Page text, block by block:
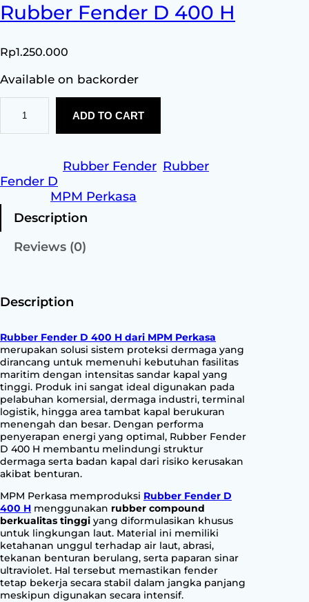
Rubber Fender D 400 H
Rp1.250.000
Available on backorder
b
r
4
0
H
q
u
a
n
t
i
t
y
ADD TO CART
Rubber Fender Rubber
Fender D
MPM Perkasa
Description
Reviews (0)
Description
Rubber Fender D 400 H dari MPM Perkasa
merupakan solusi sistem proteksi dermaga yang
dirancang untuk memenuhi kebutuhan fasilitas
maritim dengan intensitas sandar kapal yang
tinggi. Produk ini sangat ideal digunakan pada
pelabuhan komersial, dermaga industri, terminal
logistik, hingga area tambat kapal berukuran
menengah dan besar. Dengan performa
penyerapan energi yang optimal, Rubber Fender
D 400 H membantu melindungi struktur
dermaga serta badan kapal dari risiko kerusakan
akibat benturan.
MPM Perkasa memproduksi Rubber Fender D
400 H menggunakan rubber compound
berkualitas tinggi yang diformulasikan khusus
untuk lingkungan laut. Material ini memiliki
ketahanan unggul terhadap air laut, abrasi,
tekanan benturan berulang, serta paparan sinar
ultraviolet. Hal tersebut memastikan fender
tetap bekerja secara stabil dalam jangka panjang
meskipun digunakan secara intensif.